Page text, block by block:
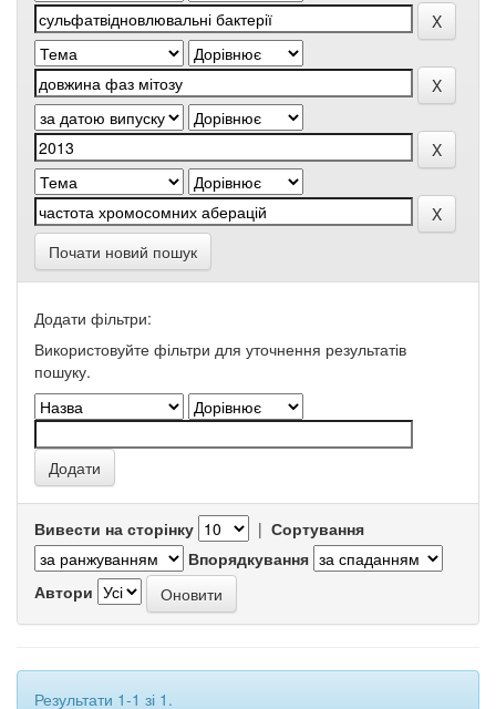
Почати новий пошук
Додати фільтри:
Використовуйте фільтри для уточнення результатів
пошуку.
Вивести на сторінку | Сортування
Впорядкування
Автори
Результати 1-1 зі 1.